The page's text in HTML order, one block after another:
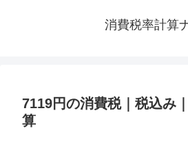
消費税率計算
7119円の消費税｜税込み
算